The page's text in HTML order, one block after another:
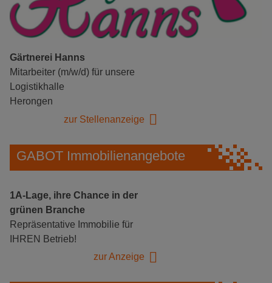
Gärtnerei Hanns
Mitarbeiter (m/w/d) für unsere
Logistikhalle
Herongen
zur Stellenanzeige
GABOT Immobilienangebote
1A-Lage, ihre Chance in der
grünen Branche
Repräsentative Immobilie für
IHREN Betrieb!
zur Anzeige